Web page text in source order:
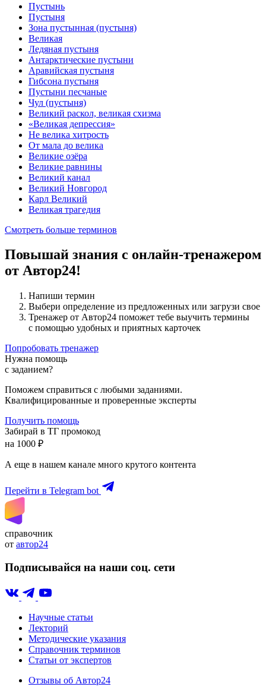
Пустынь
Пустыня
Зона пустынная (пустыня)
Великая
Ледяная пустыня
Антарктические пустыни
Аравийская пустыня
Гибсона пустыня
Пустыни песчаные
Чул (пустыня)
Великий раскол, великая схизма
«Великая депрессия»
Не велика хитрость
От мала до велика
Великие озёра
Великие равнины
Великий канал
Великий Новгород
Карл Великий
Великая трагедия
Смотреть больше терминов
Повышай знания с онлайн-тренажером
от Автор24!
Напиши термин
Выбери определение из предложенных или загрузи свое
Тренажер от Автор24 поможет тебе выучить термины
с помощью удобных и приятных карточек
Попробовать тренажер
Нужна помощь
с заданием?
Поможем справиться с любыми заданиями.
Квалифицированные и проверенные эксперты
Получить помощь
Забирай в ТГ промокод
на 1000 ₽
А еще в нашем канале много крутого контента
Перейти в Telegram bot
справочник
от автор24
Подписывайся на наши соц. сети
Научные статьи
Лекторий
Методические указания
Справочник терминов
Статьи от экспертов
Отзывы об Автор24